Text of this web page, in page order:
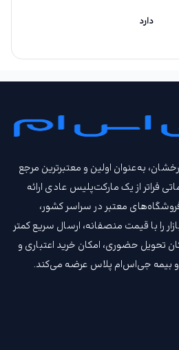
دارد
سابقه درخشان، به‌عنوان اولین و معتبرترین مرجع
فراتر از یک مارکت‌پلیس عادی ارائه
معتبر در سراسر کشور،
را با قیمت‌ منصفانه، ارسال سریع کمتر
تحویل حضوری، امکان خرید اعتباری و
و بیمه جی‌اس‌ام‌ پلاس عرضه می‌کند.